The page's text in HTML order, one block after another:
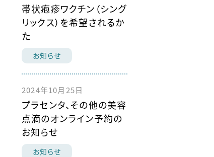
帯状疱疹ワクチン（シング
リックス）を希望されるか
た
お知らせ
2024年10月25日
プラセンタ、その他の美容
点滴のオンライン予約の
お知らせ
お知らせ